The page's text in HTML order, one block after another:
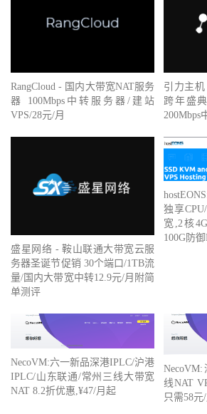
RangCloud - 国内大带宽NAT服务
器 100Mbps中转服务器/建站
VPS/28元/月
引力主
跨年盛
200Mbps
盛星网络 - 鞍山联通大带宽云服
务器圣诞节促销 30个端口/1TB流
量/国内大带宽中转12.9元/月附简
单测评
独享
宽,2核
100G防
NecoVM:六一新品深港IPLC/沪港
IPLC/山东联通/常州三线大带宽
NAT 8.2折优惠,¥47/月起
线NAT
只需58元